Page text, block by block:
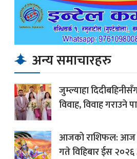
अन्य समाचारहरु
जुम्ल्याहा
विवाह, विवाह गराउने
आजको राशिफल: आज
गते विहिबार ईस